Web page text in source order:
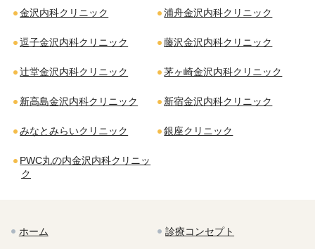
金沢内科クリニック 浦舟金沢内科クリニック
逗子金沢内科クリニック 藤沢金沢内科クリニック
辻堂金沢内科クリニック 茅ヶ崎金沢内科クリニック
新高島金沢内科クリニック 新宿金沢内科クリニック
みなとみらいクリニック 銀座クリニック
PWC丸の内金沢内科クリニッ
ク
ホーム 診療コンセプト